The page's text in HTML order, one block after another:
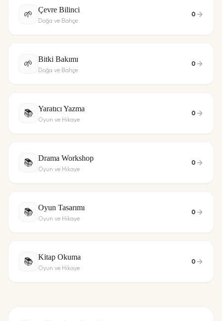
🌱 Çevre Bilinci
Doğa ve Bahçe
0
🌱 Bitki Bakımı
Doğa ve Bahçe
0
📚 Yaratıcı Yazma
Oyun ve Hikaye
0
📚 Drama Workshop
Oyun ve Hikaye
0
📚 Oyun Tasarımı
Oyun ve Hikaye
0
📚 Kitap Okuma
Oyun ve Hikaye
0